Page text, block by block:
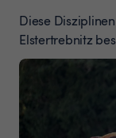
Diese
Elstertrebnitz